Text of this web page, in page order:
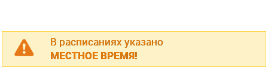
В расписаниях указано
МЕСТНОЕ ВРЕМЯ!